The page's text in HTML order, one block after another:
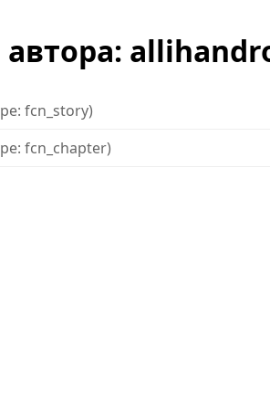
автора:
fcn_story)
fcn_chapter)